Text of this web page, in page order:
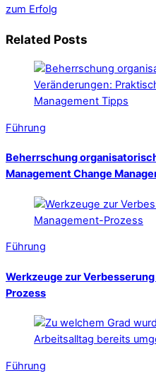
zum Erfolg
Related Posts
Führung
Beherrschung
Management Change
Führung
Werkzeuge zur
Prozess
Führung